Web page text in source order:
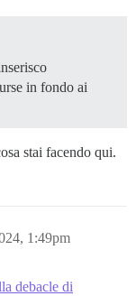
in fondo ai
stai facendo qui.
1:49pm
debacle di